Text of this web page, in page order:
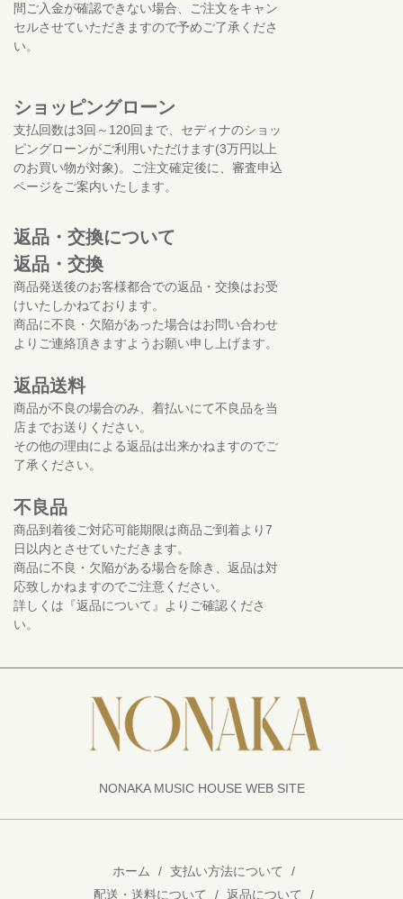
間ご入金が確認できない場合、ご注文をキャン
セルさせていただきますので予めご了承くださ
い。
ショッピングローン
支払回数は3回～120回まで、セディナのショッ
ピングローンがご利用いただけます(3万円以上
のお買い物が対象)。ご注文確定後に、審査申込
ページをご案内いたします。
返品・交換について
返品・交換
商品発送後のお客様都合での返品・交換はお受
けいたしかねております。
商品に不良・欠陥があった場合はお問い合わせ
よりご連絡頂きますようお願い申し上げます。
返品送料
商品が不良の場合のみ、着払いにて不良品を当
店までお送りください。
その他の理由による返品は出来かねますのでご
了承ください。
不良品
商品到着後ご対応可能期限は商品ご到着より7
日以内とさせていただきます。
商品に不良・欠陥がある場合を除き、返品は対
応致しかねますのでご注意ください。
詳しくは『返品について』よりご確認くださ
い。
NONAKA MUSIC HOUSE WEB SITE
ホーム / 支払い方法について
/
配送・送料について
/ 返品について /